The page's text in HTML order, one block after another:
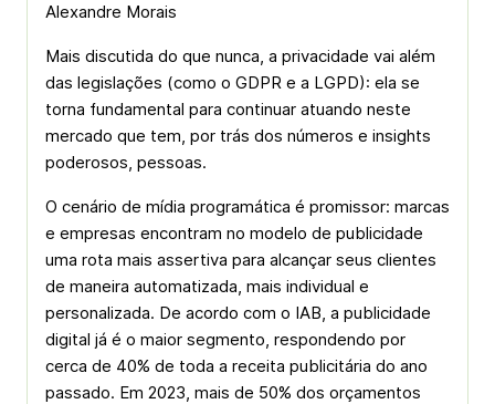
Alexandre Morais
Mais discutida do que nunca, a privacidade vai além
das legislações (como o GDPR e a LGPD): ela se
torna fundamental para continuar atuando neste
mercado que tem, por trás dos números e insights
poderosos, pessoas.
O cenário de mídia programática é promissor: marcas
e empresas encontram no modelo de publicidade
uma rota mais assertiva para alcançar seus clientes
de maneira automatizada, mais individual e
personalizada. De acordo com o IAB, a publicidade
digital já é o maior segmento, respondendo por
cerca de 40% de toda a receita publicitária do ano
passado. Em 2023, mais de 50% dos orçamentos